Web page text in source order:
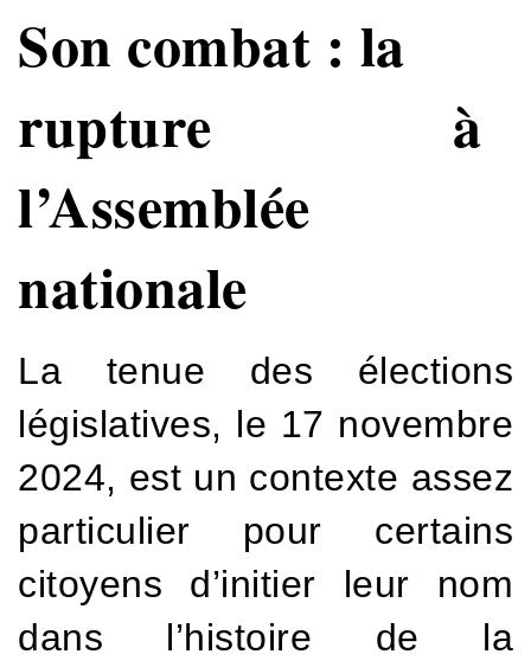
Son combat : la
rupture à
l’Assemblée
nationale
La tenue des élections
législatives, le 17 novembre
2024, est un contexte assez
particulier pour certains
citoyens d’initier leur nom
dans l’histoire de la